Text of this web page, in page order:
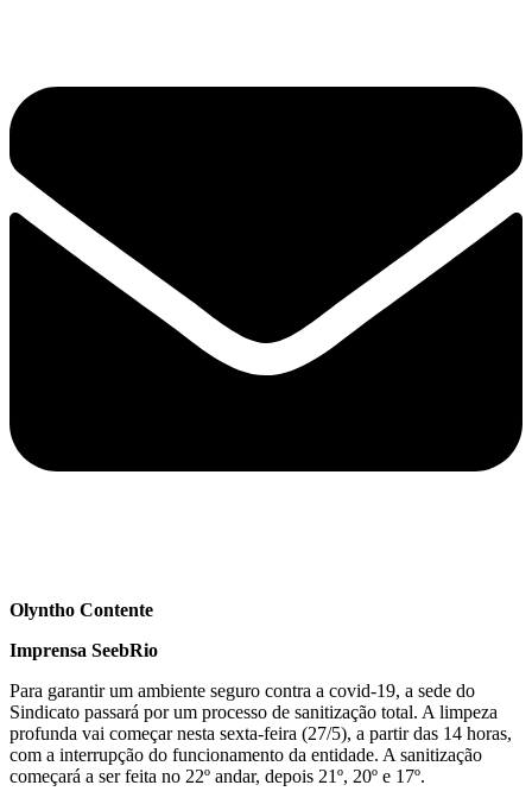
Olyntho Contente
Imprensa SeebRio
Para garantir um ambiente seguro contra a covid-19, a sede do
Sindicato passará por um processo de sanitização total. A limpeza
profunda vai começar nesta sexta-feira (27/5), a partir das 14 horas,
com a interrupção do funcionamento da entidade. A sanitização
começará a ser feita no 22º andar, depois 21º, 20º e 17º.